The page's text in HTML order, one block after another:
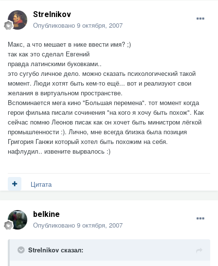
Strelnikov
Опубликовано 9 октября, 2007
Макс, а что мешает в нике ввести имя? ;)
так как это сделал Евгений
правда латинскими буковками..
это сугубо личное дело. можно сказать психологический такой
момент. Люди хотят быть кем-то ещё... вот и реализуют свои
желания в виртуальном пространстве.
Вспоминается мега кино "Большая перемена". тот момент когда
герои фильма писали сочинения "на кого я хочу быть похож". Как
сейчас помню Леонов писак как он хочет быть министром лёгкой
промышленности :). Лично, мне всегда близка была позиция
Григория Ганжи который хотел быть похожим на себя.
нафлудил.. извените вырвалось :)
Цитата
belkine
Опубликовано 9 октября, 2007
Strelnikov сказал: